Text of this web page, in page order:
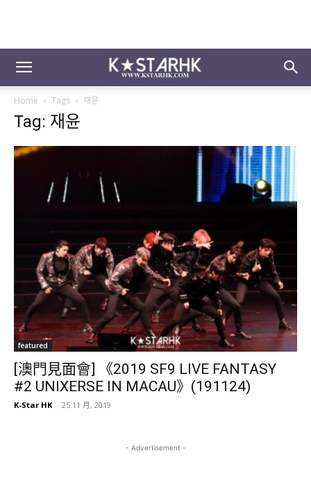
Home Tags 재윤
Tag: 재윤
featured
[澳門見面會] 《2019 SF9 LIVE FANTASY
#2 UNIXERSE IN MACAU》(191124)
K-Star HK - 25 11 月, 2019
- Advertisement -